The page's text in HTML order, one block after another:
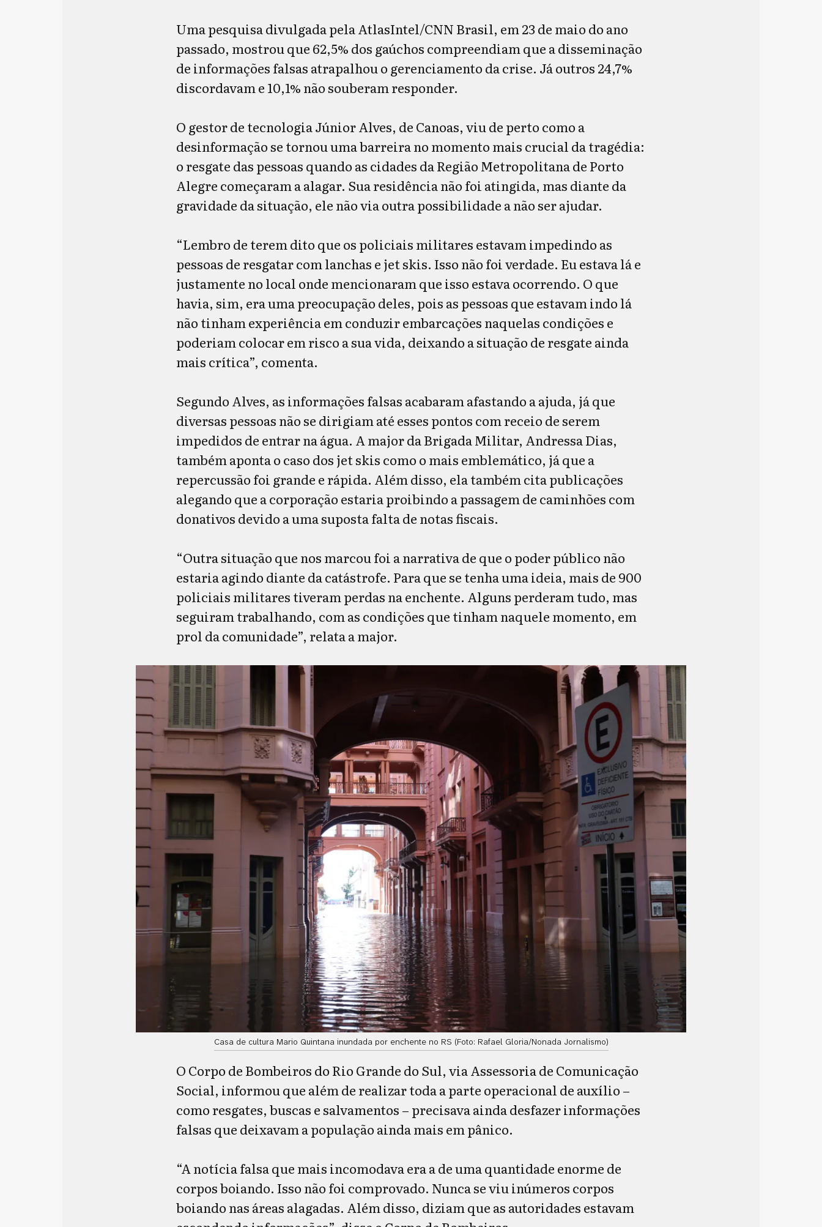
Uma pesquisa divulgada pela AtlasIntel/CNN Brasil, em 23 de maio do ano
passado, mostrou que 62,5% dos gaúchos compreendiam que a disseminação
de informações falsas atrapalhou o gerenciamento da crise. Já outros 24,7%
discordavam e 10,1% não souberam responder.
O gestor de tecnologia Júnior Alves, de Canoas, viu de perto como a
desinformação se tornou uma barreira no momento mais crucial da tragédia:
o resgate das pessoas quando as cidades da Região Metropolitana de Porto
Alegre começaram a alagar. Sua residência não foi atingida, mas diante da
gravidade da situação, ele não via outra possibilidade a não ser ajudar.
“Lembro de terem dito que os policiais militares estavam impedindo as
pessoas de resgatar com lanchas e jet skis. Isso não foi verdade. Eu estava lá e
justamente no local onde mencionaram que isso estava ocorrendo. O que
havia, sim, era uma preocupação deles, pois as pessoas que estavam indo lá
não tinham experiência em conduzir embarcações naquelas condições e
poderiam colocar em risco a sua vida, deixando a situação de resgate ainda
mais crítica”, comenta.
Segundo Alves, as informações falsas acabaram afastando a ajuda, já que
diversas pessoas não se dirigiam até esses pontos com receio de serem
impedidos de entrar na água. A major da Brigada Militar, Andressa Dias,
também aponta o caso dos jet skis como o mais emblemático, já que a
repercussão foi grande e rápida. Além disso, ela também cita publicações
alegando que a corporação estaria proibindo a passagem de caminhões com
donativos devido a uma suposta falta de notas fiscais.
“Outra situação que nos marcou foi a narrativa de que o poder público não
estaria agindo diante da catástrofe. Para que se tenha uma ideia, mais de 900
policiais militares tiveram perdas na enchente. Alguns perderam tudo, mas
seguiram trabalhando, com as condições que tinham naquele momento, em
prol da comunidade”, relata a major.
Casa de cultura Mario Quintana inundada por enchente no RS (Foto: Rafael Gloria/Nonada Jornalismo)
O Corpo de Bombeiros do Rio Grande do Sul, via Assessoria de Comunicação
Social, informou que além de realizar toda a parte operacional de auxílio –
como resgates, buscas e salvamentos – precisava ainda desfazer informações
falsas que deixavam a população ainda mais em pânico.
“A notícia falsa que mais incomodava era a de uma quantidade enorme de
corpos boiando. Isso não foi comprovado. Nunca se viu inúmeros corpos
boiando nas áreas alagadas. Além disso, diziam que as autoridades estavam